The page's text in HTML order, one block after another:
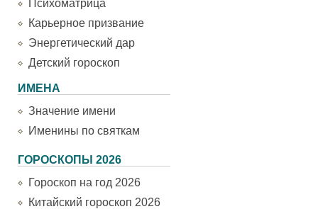
Психоматрица
Карьерное призвание
Энергетический дар
Детский гороскоп
ИМЕНА
Значение имени
Именины по святкам
ГОРОСКОПЫ 2026
Гороскоп на год 2026
Китайский гороскоп 2026